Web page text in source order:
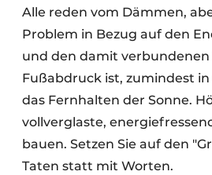
Alle reden vom Dämmen,
Problem in Bezug auf den
und den damit
Fußabdruck ist, zumindest
das Fernhalten der Sonne.
vollverglaste,
bauen. Setzen Sie auf den
Taten statt mit Worten.